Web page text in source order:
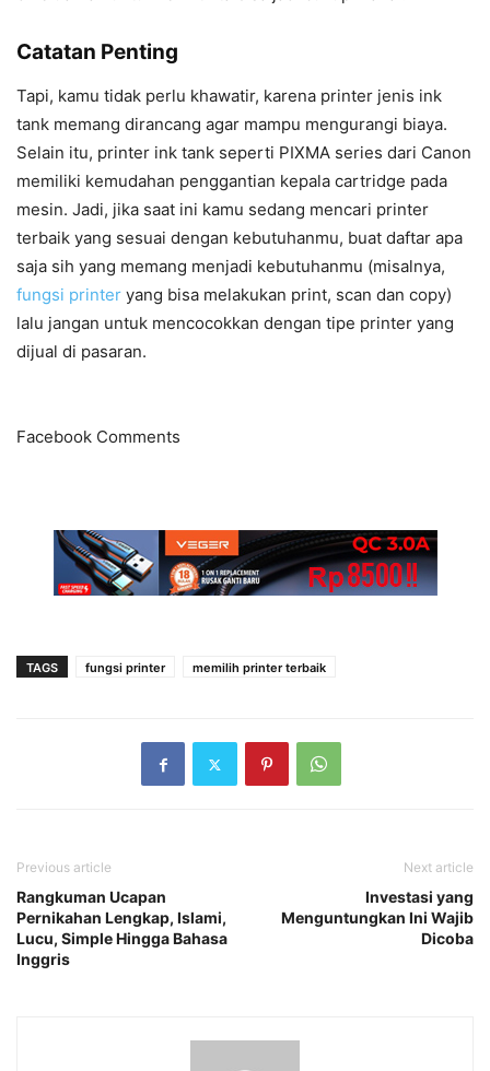
Catatan Penting
Tapi, kamu tidak perlu khawatir, karena printer jenis ink
tank memang dirancang agar mampu mengurangi biaya.
Selain itu, printer ink tank seperti PIXMA series dari Canon
memiliki kemudahan penggantian kepala cartridge pada
mesin. Jadi, jika saat ini kamu sedang mencari printer
terbaik yang sesuai dengan kebutuhanmu, buat daftar apa
saja sih yang memang menjadi kebutuhanmu (misalnya,
fungsi printer yang bisa melakukan print, scan dan copy)
lalu jangan untuk mencocokkan dengan tipe printer yang
dijual di pasaran.
Facebook Comments
TAGS fungsi printer memilih printer terbaik
Previous article
Rangkuman Ucapan
Pernikahan Lengkap, Islami,
Lucu, Simple Hingga Bahasa
Inggris
Next article
Investasi yang
Menguntungkan Ini Wajib
Dicoba